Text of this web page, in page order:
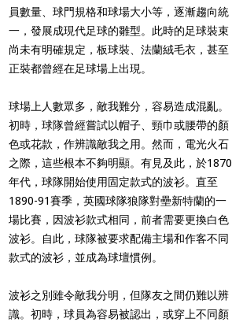
員數量、球門規格和球場大小等，逐漸趨向統
一，發展成現代足球的雛型。此時的足球裝束
尚未有明確規定，板球裝、法蘭絨毛衣，甚至
正裝都曾經在足球場上出現。
球場上人數眾多，敵我難分，容易造成混亂。
初時，球隊曾經嘗試以帽子、頸巾或腰帶的顏
色或花款，作辨識敵我之用。然而，電光火石
之際，這些根本不夠明顯。有見及此，於1870
年代，球隊開始使用固定款式的波衫。直至
1890-91賽季，英國球隊狼隊對壘新特蘭的一
場比賽，因波衫款式相同，前者需要更換白色
波衫。自此，球隊被要求配備主場和作客不同
款式的波衫，並成為球壇慣例。
波衫之別雖令敵我分明，但隊友之間仍難以辨
識。初時，球員為容易被認出，或穿上不同顏